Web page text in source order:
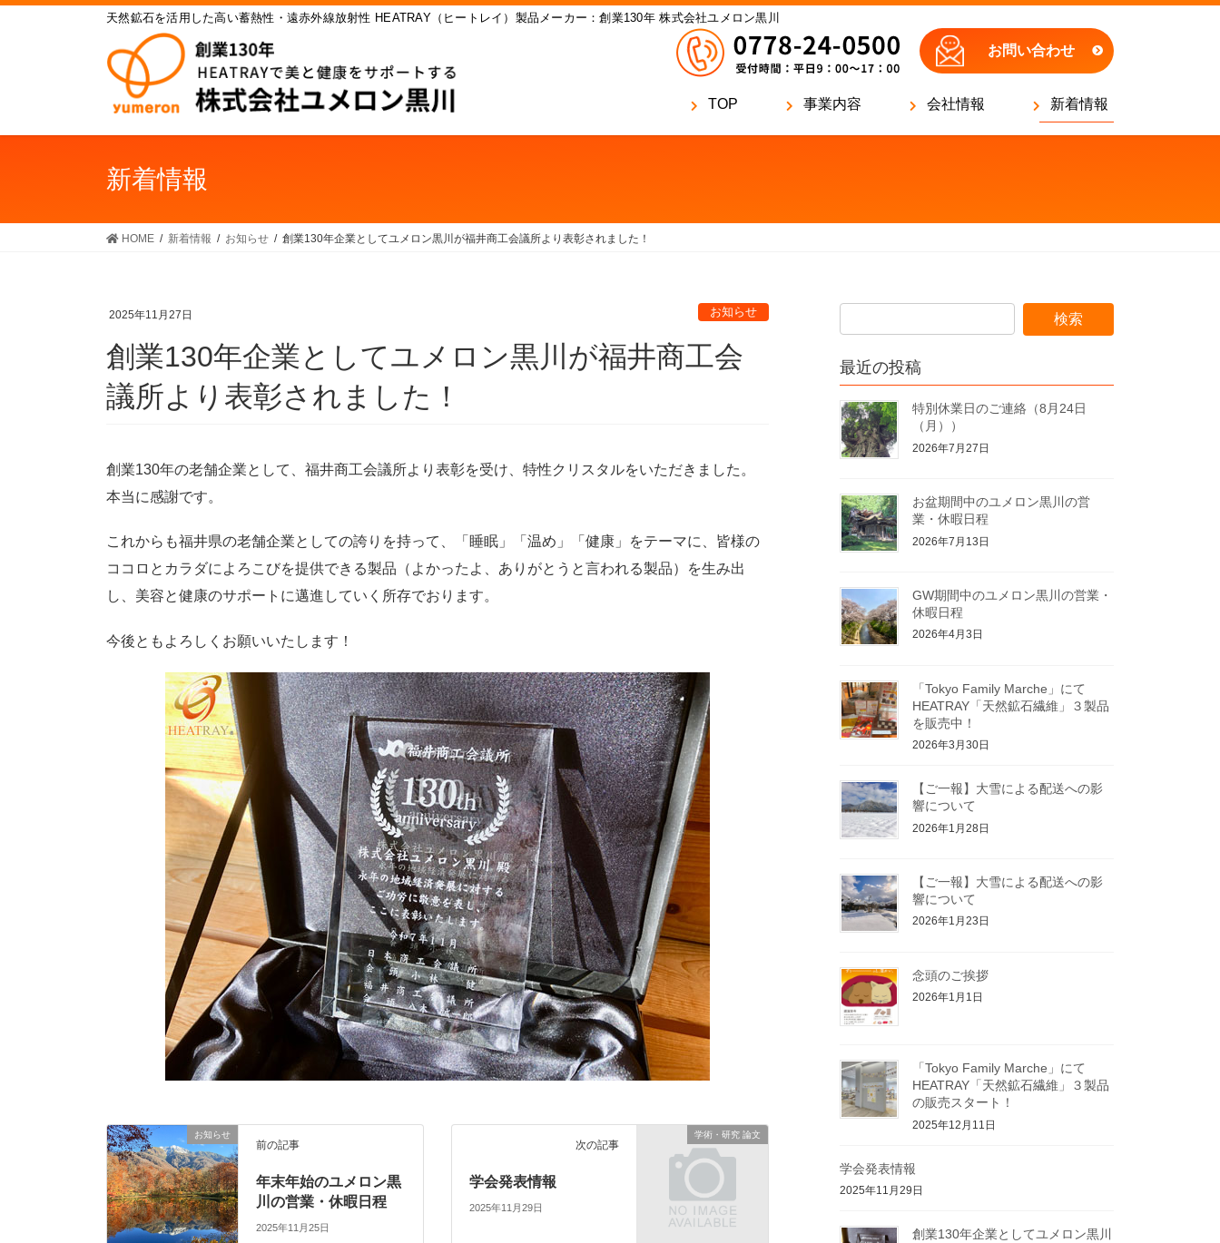
コ
ス
ナ
ン
天然鉱石を活用した高い蓄熱性・遠赤外線放射性 HEATRAY（ヒートレイ）製品メーカー：創業130年 株式会社ユメロン黒川
お問い合わせ
TOP 事業内容 会社情報 新着情報
新着情報
HOME 新着情報 お知らせ 創業130年企業としてユメロン黒川が福井商工会議所より表彰されました！
2025年11月27日 お知らせ
創業130年企業としてユメロン黒川が福井商工会
議所より表彰されました！
創業130年の老舗企業として、福井商工会議所より表彰を受け、特性クリスタルをいただきました。
本当に感謝です。
これからも福井県の老舗企業としての誇りを持って、「睡眠」「温め」「健康」をテーマに、皆様の
ココロとカラダによろこびを提供できる製品（よかったよ、ありがとうと言われる製品）を生み出
し、美容と健康のサポートに邁進していく所存でおります。
今後ともよろしくお願いいたします！
お知らせ
前の記事
年末年始のユメロン黒
川の営業・休暇日程
2025年11月25日
学術・研究 論文
次の記事
学会発表情報
2025年11月29日
最近の投稿
特別休業日のご連絡（8月24日
（月））
2026年7月27日
お盆期間中のユメロン黒川の営
業・休暇日程
2026年7月13日
GW期間中のユメロン黒川の営業・
休暇日程
2026年4月3日
「Tokyo Family Marche」にて
HEATRAY「天然鉱石繊維」３製品
を販売中！
2026年3月30日
【ご一報】大雪による配送への影
響について
2026年1月28日
【ご一報】大雪による配送への影
響について
2026年1月23日
念頭のご挨拶
2026年1月1日
「Tokyo Family Marche」にて
HEATRAY「天然鉱石繊維」３製品
の販売スタート！
2025年12月11日
学会発表情報
2025年11月29日
創業130年企業としてユメロン黒川